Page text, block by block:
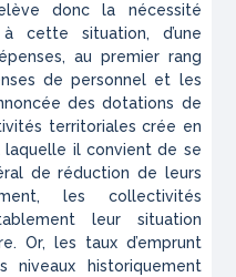
donc la nécessité
cette situation, d’une
au premier rang
de personnel et les
des dotations de
territoriales crée en
il convient de se
de réduction de leurs
les collectivités
leur situation
Or, les taux d’emprunt
niveaux historiquement